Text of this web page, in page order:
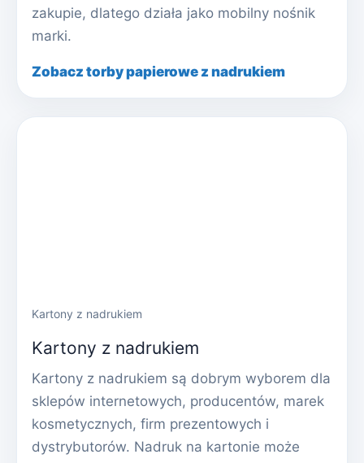
zakupie, dlatego działa jako mobilny nośnik
marki.
Zobacz torby papierowe z nadrukiem
Kartony z nadrukiem
Kartony z nadrukiem
Kartony z nadrukiem są dobrym wyborem dla
sklepów internetowych, producentów, marek
kosmetycznych, firm prezentowych i
dystrybutorów. Nadruk na kartonie może